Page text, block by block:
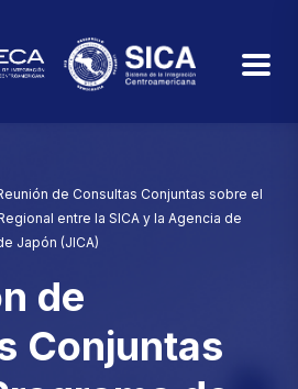
de Consultas Conjuntas sobre el
entre la SICA y la Agencia de
Japón (JICA)
de
Conjuntas